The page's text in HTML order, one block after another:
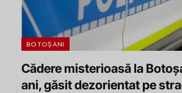
BOTOȘANI
Cădere misterioasă la
ani, găsit dezorientat pe